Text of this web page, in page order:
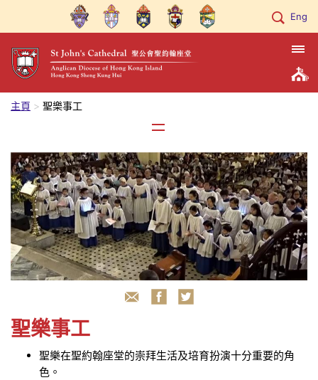
Eng
主頁 聖樂事工
聖樂事工
聖樂在聖約翰座堂的崇拜生活及培育扮演十分重要的角
色。